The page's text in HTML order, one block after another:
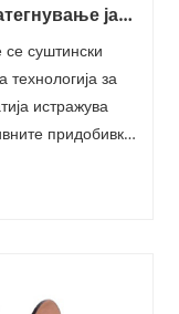
ја
се суштински
за
истражува
придобивки,
да ги опт......